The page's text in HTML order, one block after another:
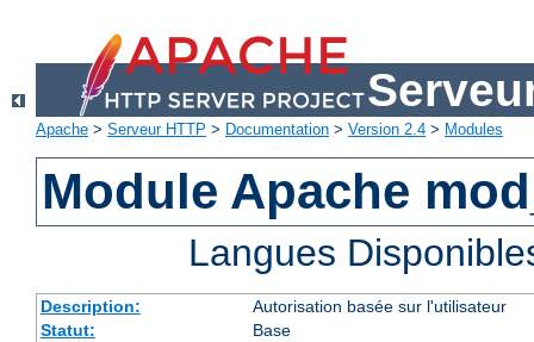
Apache > Serveur HTTP > Documentation > Version 2.4 > Modules
Module Apache
Langues
Description:
Autorisation basée sur l'utilisateur
Statut:
Base